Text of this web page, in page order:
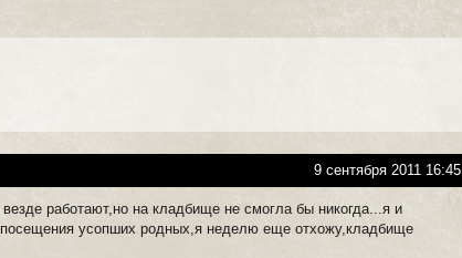
9 сентября 2011 16:45
работают,но на кладбище не смогла бы никогда...я и
усопших родных,я неделю еще отхожу,кладбище